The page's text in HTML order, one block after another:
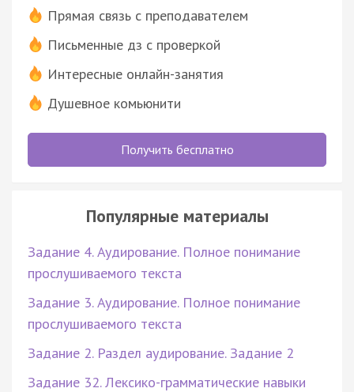
Прямая связь с преподавателем
Письменные дз с проверкой
Интересные онлайн-занятия
Душевное комьюнити
Получить бесплатно
Популярные материалы
Задание 4. Аудирование. Полное понимание
прослушиваемого текста
Задание 3. Аудирование. Полное понимание
прослушиваемого текста
Задание 2. Раздел аудирование. Задание 2
Задание 32. Лексико-грамматические навыки